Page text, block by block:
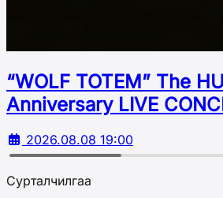
“WOLF TOTEM” The
Аnniversary LIVE
2026.08.08 19:00
Сурталчилгаа